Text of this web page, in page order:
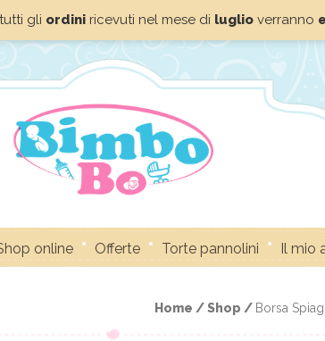
gli ordiniricevuti nel mese di luglioverranno
online Offerte Torte pannolini Il mio
Home /Shop / Borsa